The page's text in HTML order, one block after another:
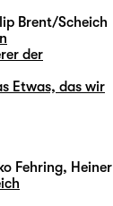
Brent/Scheich
der
Etwas, das wir
Fehring, Heiner